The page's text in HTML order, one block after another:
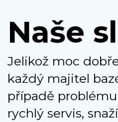
Naše
Jelikož moc
každý majitel
případě
rychlý servis,